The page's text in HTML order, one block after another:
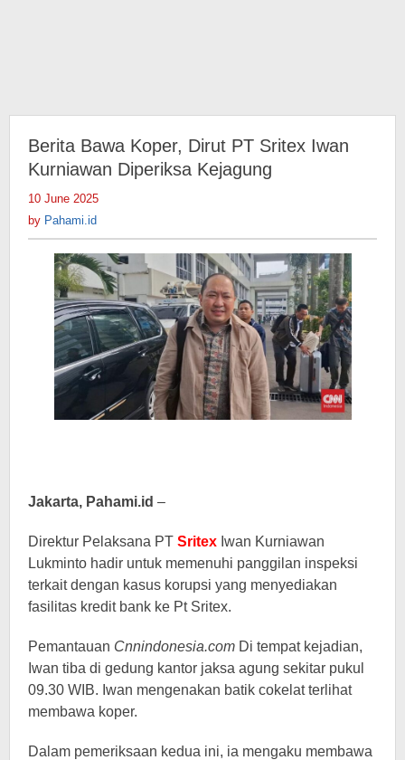
Berita Bawa Koper, Dirut PT Sritex Iwan
Kurniawan Diperiksa Kejagung
10 June 2025
by Pahami.id
Jakarta, Pahami.id –
Direktur Pelaksana PT Sritex Iwan Kurniawan
Lukminto hadir untuk memenuhi panggilan inspeksi
terkait dengan kasus korupsi yang menyediakan
fasilitas kredit bank ke Pt Sritex.
Pemantauan Cnnindonesia.com Di tempat kejadian,
Iwan tiba di gedung kantor jaksa agung sekitar pukul
09.30 WIB. Iwan mengenakan batik cokelat terlihat
membawa koper.
Dalam pemeriksaan kedua ini, ia mengaku membawa